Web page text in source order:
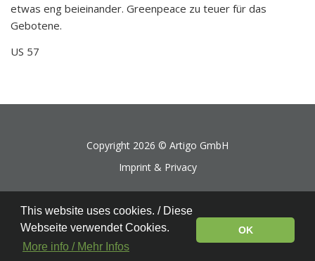
etwas eng beieinander. Greenpeace zu teuer für das
Gebotene.
US 57
Copyright 2026 © Artigo GmbH
Imprint & Privacy
This website uses cookies. / Diese
Webseite verwendet Cookies.
More info / Mehr Infos
OK